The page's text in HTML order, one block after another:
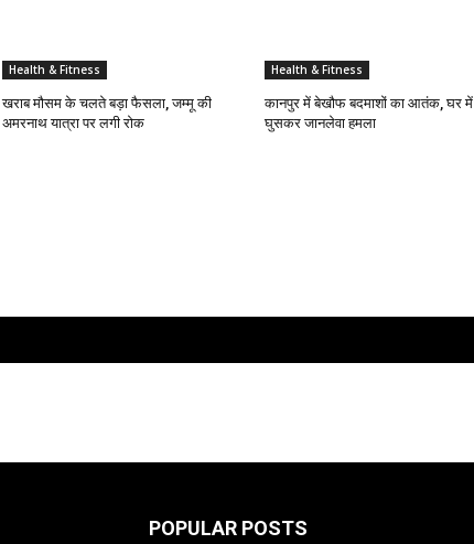
Health & Fitness
खराब मौसम के चलते बड़ा फैसला, जम्मू की
अमरनाथ यात्रा पर लगी रोक
Health & Fitness
कानपुर में बेखौफ बदमाशों का आतंक, घर में
घुसकर जानलेवा हमला
POPULAR POSTS